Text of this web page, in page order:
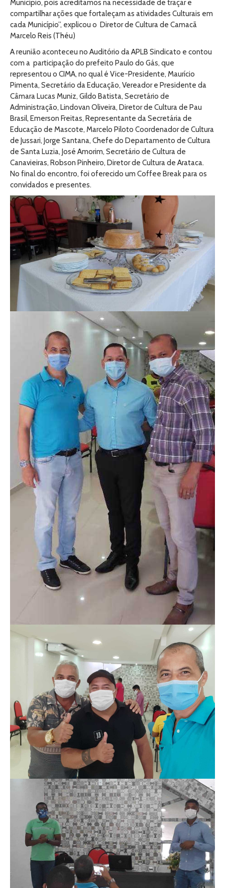
Município, pois acreditamos na necessidade de traçar e
compartilhar ações que fortaleçam as atividades Culturais em
cada Município”, explicou o Diretor de Cultura de Camacã
Marcelo Reis (Théu)
A reunião aconteceu no Auditório da APLB Sindicato e contou
com a participação do prefeito Paulo do Gás, que
representou o CIMA, no qual é Vice-Presidente, Maurício
Pimenta, Secretário da Educação, Vereador e Presidente da
Câmara Lucas Muniz, Gildo Batista, Secretário de
Administração, Lindovan Oliveira, Diretor de Cultura de Pau
Brasil, Emerson Freitas, Representante da Secretária de
Educação de Mascote, Marcelo Piloto Coordenador de Cultura
de Jussari, Jorge Santana, Chefe do Departamento de Cultura
de Santa Luzia, José Amorim, Secretário de Cultura de
Canavieiras, Robson Pinheiro, Diretor de Cultura de Arataca.
No final do encontro, foi oferecido um Coffee Break para os
convidados e presentes.